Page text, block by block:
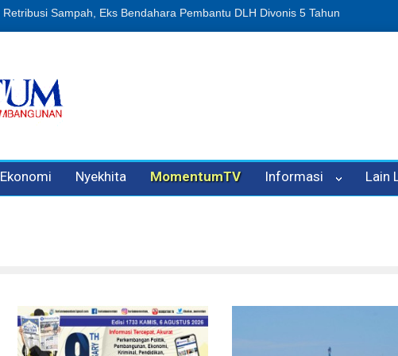
Dugaan Penipuan Oleh Oknum Kadis, Kuasa Hukum Pelapor Desak Polisi
Ekonomi Nyekhita MomentumTV Informasi Lain